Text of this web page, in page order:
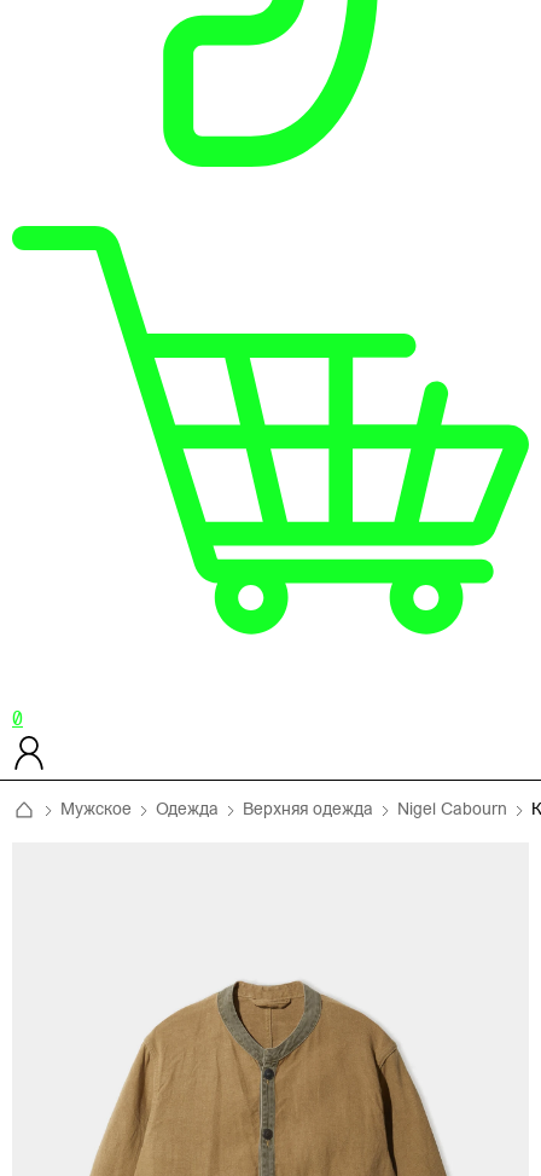
0
Мужское Одежда Верхняя одежда Nigel Cabourn